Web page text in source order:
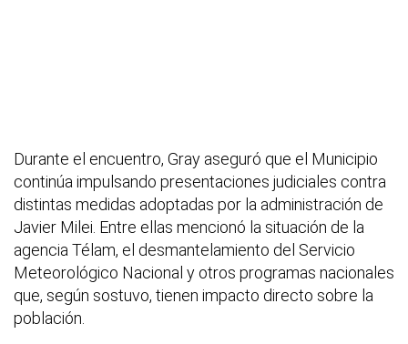
Durante el encuentro, Gray aseguró que el Municipio
continúa impulsando presentaciones judiciales contra
distintas medidas adoptadas por la administración de
Javier Milei. Entre ellas mencionó la situación de la
agencia Télam, el desmantelamiento del Servicio
Meteorológico Nacional y otros programas nacionales
que, según sostuvo, tienen impacto directo sobre la
población.